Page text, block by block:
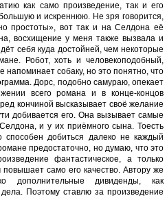
как само произведение, так и его
и искреннюю. Не зря говорится,
простоты», вот так и на Селдона её
восхищение у меня также вызвала и
себя куда достойней, чем некоторые
Робот, хоть и человекоподобный,
напоминает собаку, но это понятно, что
Дорс, подобно самураю, опекает
всего романа и в конце-концов
кончиной высказывает своё желание
добивается его. Она вызывает самые
и у их приёмного сына. Тоесть
способен добиться далеко не каждый
предостаточно, но думаю, что это
фантастическое, а только
само его качество. Автору же
дополнительные дивиденды, как
Поэтому ставлю за произведение